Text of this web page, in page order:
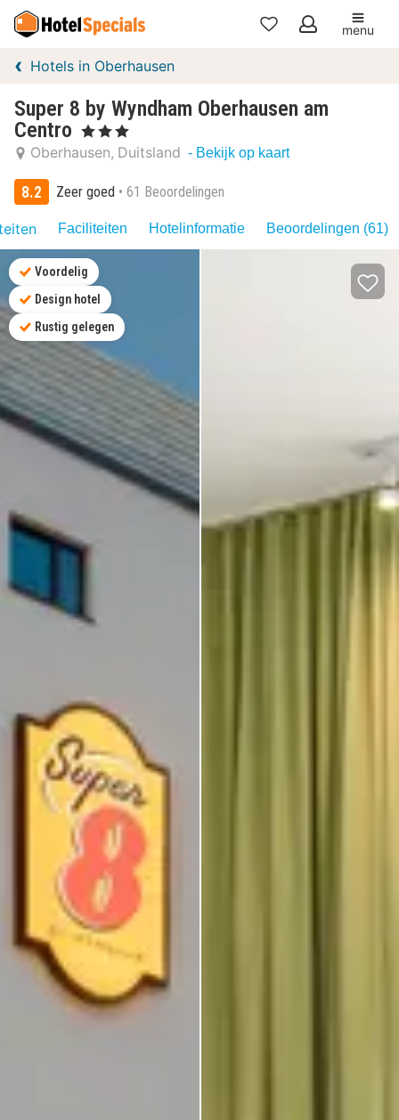
Mijn
menu
Hotels in Oberhausen
Super 8 by Wyndham Oberhausen am
Centro
, 3 Sterren
Oberhausen Duitsland - Bekijk op kaart
8.2 Zeer goed 61 Beoordelingen
Faciliteiten Hotelinformatie Beoordelingen (61)
Voordelig
Design hotel
Rustig gelegen